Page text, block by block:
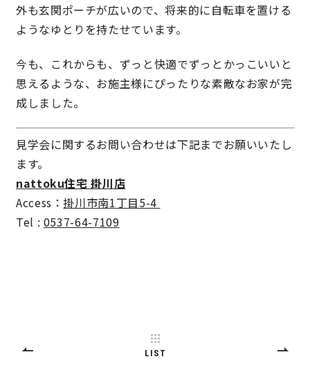
近日分譲予定情報 会社情報
動画ギャラリー 採用情報
よくある質問
外も玄関ポーチが広いので、将来的に自転車を置ける
ようなゆとりを持たせています。
今も、これからも、ずっと快適でずっとかっこいいと
思えるような、お施主様にぴったりな素敵なお家が完
成しました。
見学会に関するお問い合わせは下記までお願いいたし
ます。
nattoku住宅 掛川店
Access：掛川市南1丁目5-4
Tel : 0537-64-7109
LIST